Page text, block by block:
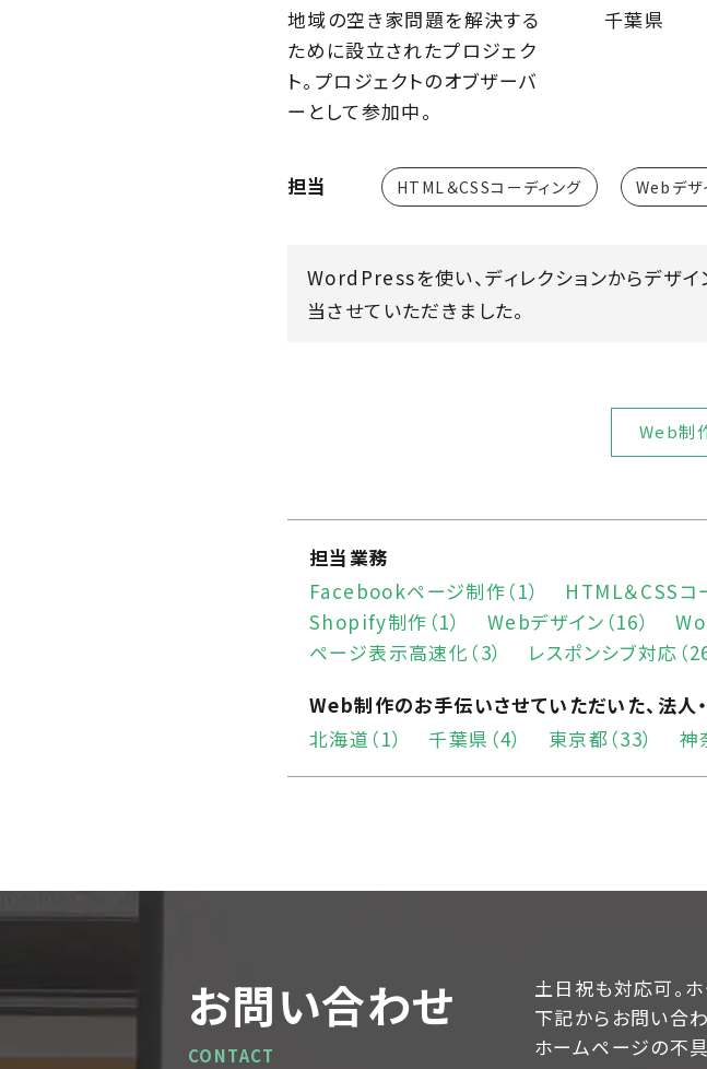
地域の空き家問題を解決する
ために設立されたプロジェク
ト。プロジェクトのオブザーバ
ーとして参加中。
千葉県
担当 HTML＆CSSコーディング Webデザ
WordPressを使い、ディレクションからデザ
当させていただきました。
Web制
担当業務
Facebookページ制作（1）
HTML＆CSSコ
Shopify制作（1）
Webデザイン（16）
ページ表示高速化（3）
レスポンシブ対応（26
Web制作のお手伝いさせていただいた、 法人
北海道（1）
千葉県（4） 東京都（33） 神
お問い合わせ
CONTACT
土日祝も対応可。
下記からお問い合わ
ホームページの不